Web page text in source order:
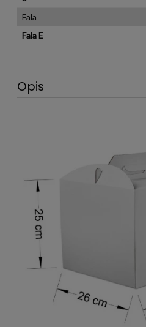
Fala
Fala E
Opis